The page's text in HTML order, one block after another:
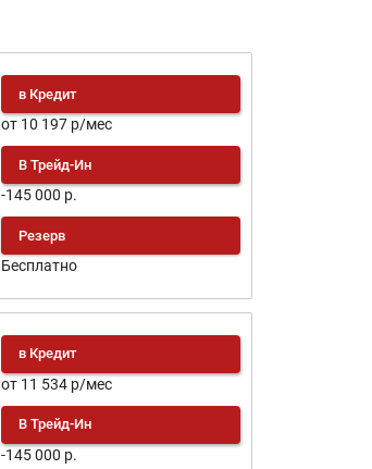
в Кредит
от 10 197 р/мес
В Трейд-Ин
-145 000 р.
Резерв
Бесплатно
в Кредит
от 11 534 р/мес
В Трейд-Ин
-145 000 р.